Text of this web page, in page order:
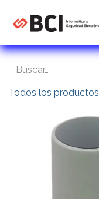
Todos los productos